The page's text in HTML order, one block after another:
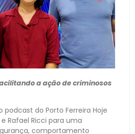
a ação de criminosos
podcast do Porto Ferreira Hoje
Rafael Ricci para uma
comportamento